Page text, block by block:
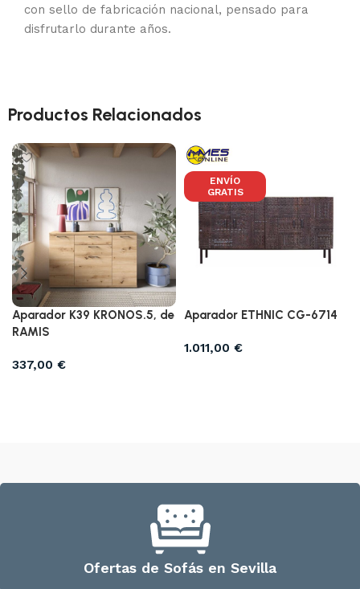
con sello de fabricación nacional, pensado para
disfrutarlo durante años.
Productos Relacionados
Aparador K39 KRONOS.5, de
RAMIS
337,00 €
ENVÍO
GRATIS
Aparador ETHNIC CG-6714
1.011,00 €
Ofertas de Sofás en Sevilla